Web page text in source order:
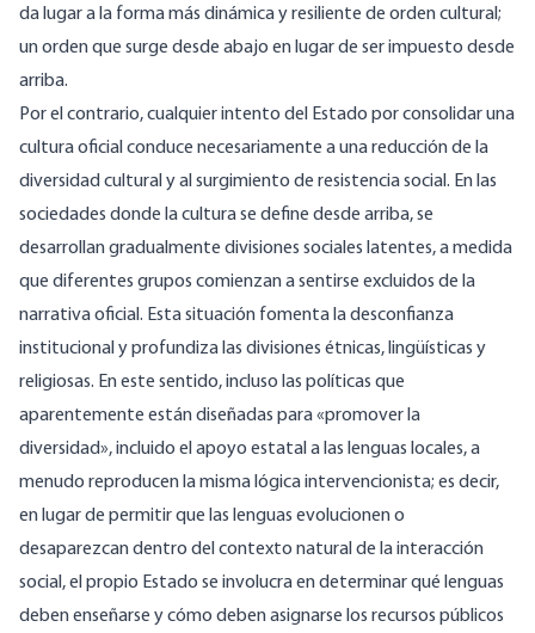
da lugar a la forma más dinámica y resiliente de orden cultural;
un orden que surge desde abajo en lugar de ser impuesto desde
arriba.
Por el contrario, cualquier intento del Estado por consolidar una
cultura oficial conduce necesariamente a una reducción de la
diversidad cultural y al surgimiento de resistencia social. En las
sociedades donde la cultura se define desde arriba, se
desarrollan gradualmente divisiones sociales latentes, a medida
que diferentes grupos comienzan a sentirse excluidos de la
narrativa oficial. Esta situación fomenta la desconfianza
institucional y profundiza las divisiones étnicas, lingüísticas y
religiosas. En este sentido, incluso las políticas que
aparentemente están diseñadas para «promover la
diversidad», incluido el apoyo estatal a las lenguas locales, a
menudo reproducen la misma lógica intervencionista; es decir,
en lugar de permitir que las lenguas evolucionen o
desaparezcan dentro del contexto natural de la interacción
social, el propio Estado se involucra en determinar qué lenguas
deben enseñarse y cómo deben asignarse los recursos públicos